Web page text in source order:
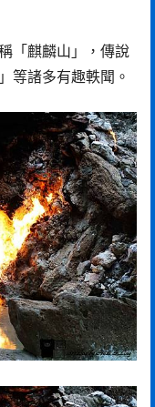
「麒麟山」，傳說
等諸多有趣軼聞。